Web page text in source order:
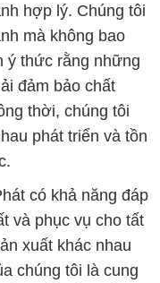
hợp lý. Chúng tôi
mà không bao
ý thức rằng những
đảm bảo chất
thời, chúng tôi
phát triển và tồn
có khả năng đáp
và phục vụ cho tất
xuất khác nhau
chúng tôi là cung